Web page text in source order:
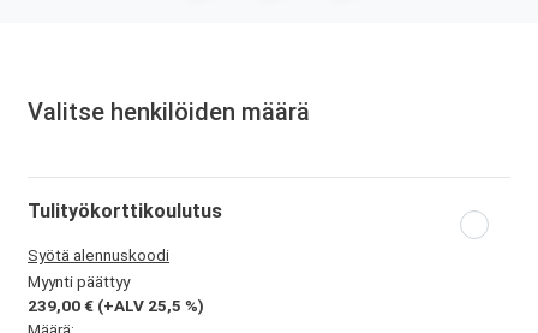
Valitse henkilöiden määrä
Tulityökorttikoulutus
Syötä alennuskoodi
Myynti päättyy
239,00 € (+ALV 25,5 %)